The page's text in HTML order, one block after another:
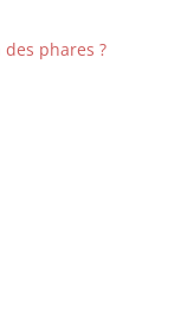
des phares ?